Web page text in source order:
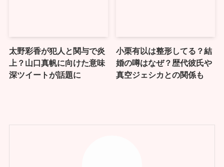
太野彩香が犯人と関与で炎
上？山口真帆に向けた意味
深ツイートが話題に
小栗有以は整形してる？結
婚の噂はなぜ？歴代彼氏や
真空ジェシカとの関係も